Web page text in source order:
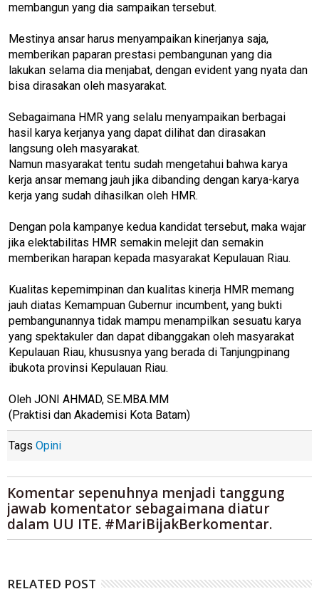
membangun yang dia sampaikan tersebut.
Mestinya ansar harus menyampaikan kinerjanya saja,
memberikan paparan prestasi pembangunan yang dia
lakukan selama dia menjabat, dengan evident yang nyata dan
bisa dirasakan oleh masyarakat.
Sebagaimana HMR yang selalu menyampaikan berbagai
hasil karya kerjanya yang dapat dilihat dan dirasakan
langsung oleh masyarakat.
Namun masyarakat tentu sudah mengetahui bahwa karya
kerja ansar memang jauh jika dibanding dengan karya-karya
kerja yang sudah dihasilkan oleh HMR.
Dengan pola kampanye kedua kandidat tersebut, maka wajar
jika elektabilitas HMR semakin melejit dan semakin
memberikan harapan kepada masyarakat Kepulauan Riau.
Kualitas kepemimpinan dan kualitas kinerja HMR memang
jauh diatas Kemampuan Gubernur incumbent, yang bukti
pembangunannya tidak mampu menampilkan sesuatu karya
yang spektakuler dan dapat dibanggakan oleh masyarakat
Kepulauan Riau, khususnya yang berada di Tanjungpinang
ibukota provinsi Kepulauan Riau.
Oleh JONI AHMAD, SE.MBA.MM
(Praktisi dan Akademisi Kota Batam)
Tags Opini
Komentar sepenuhnya menjadi tanggung
jawab komentator sebagaimana diatur
dalam UU ITE. #MariBijakBerkomentar.
RELATED POST